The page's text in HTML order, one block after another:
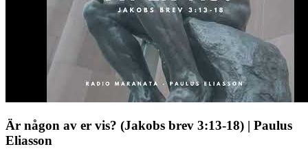
Är någon av er vis? (Jakobs brev 3:13-18) | Paulus
Eliasson